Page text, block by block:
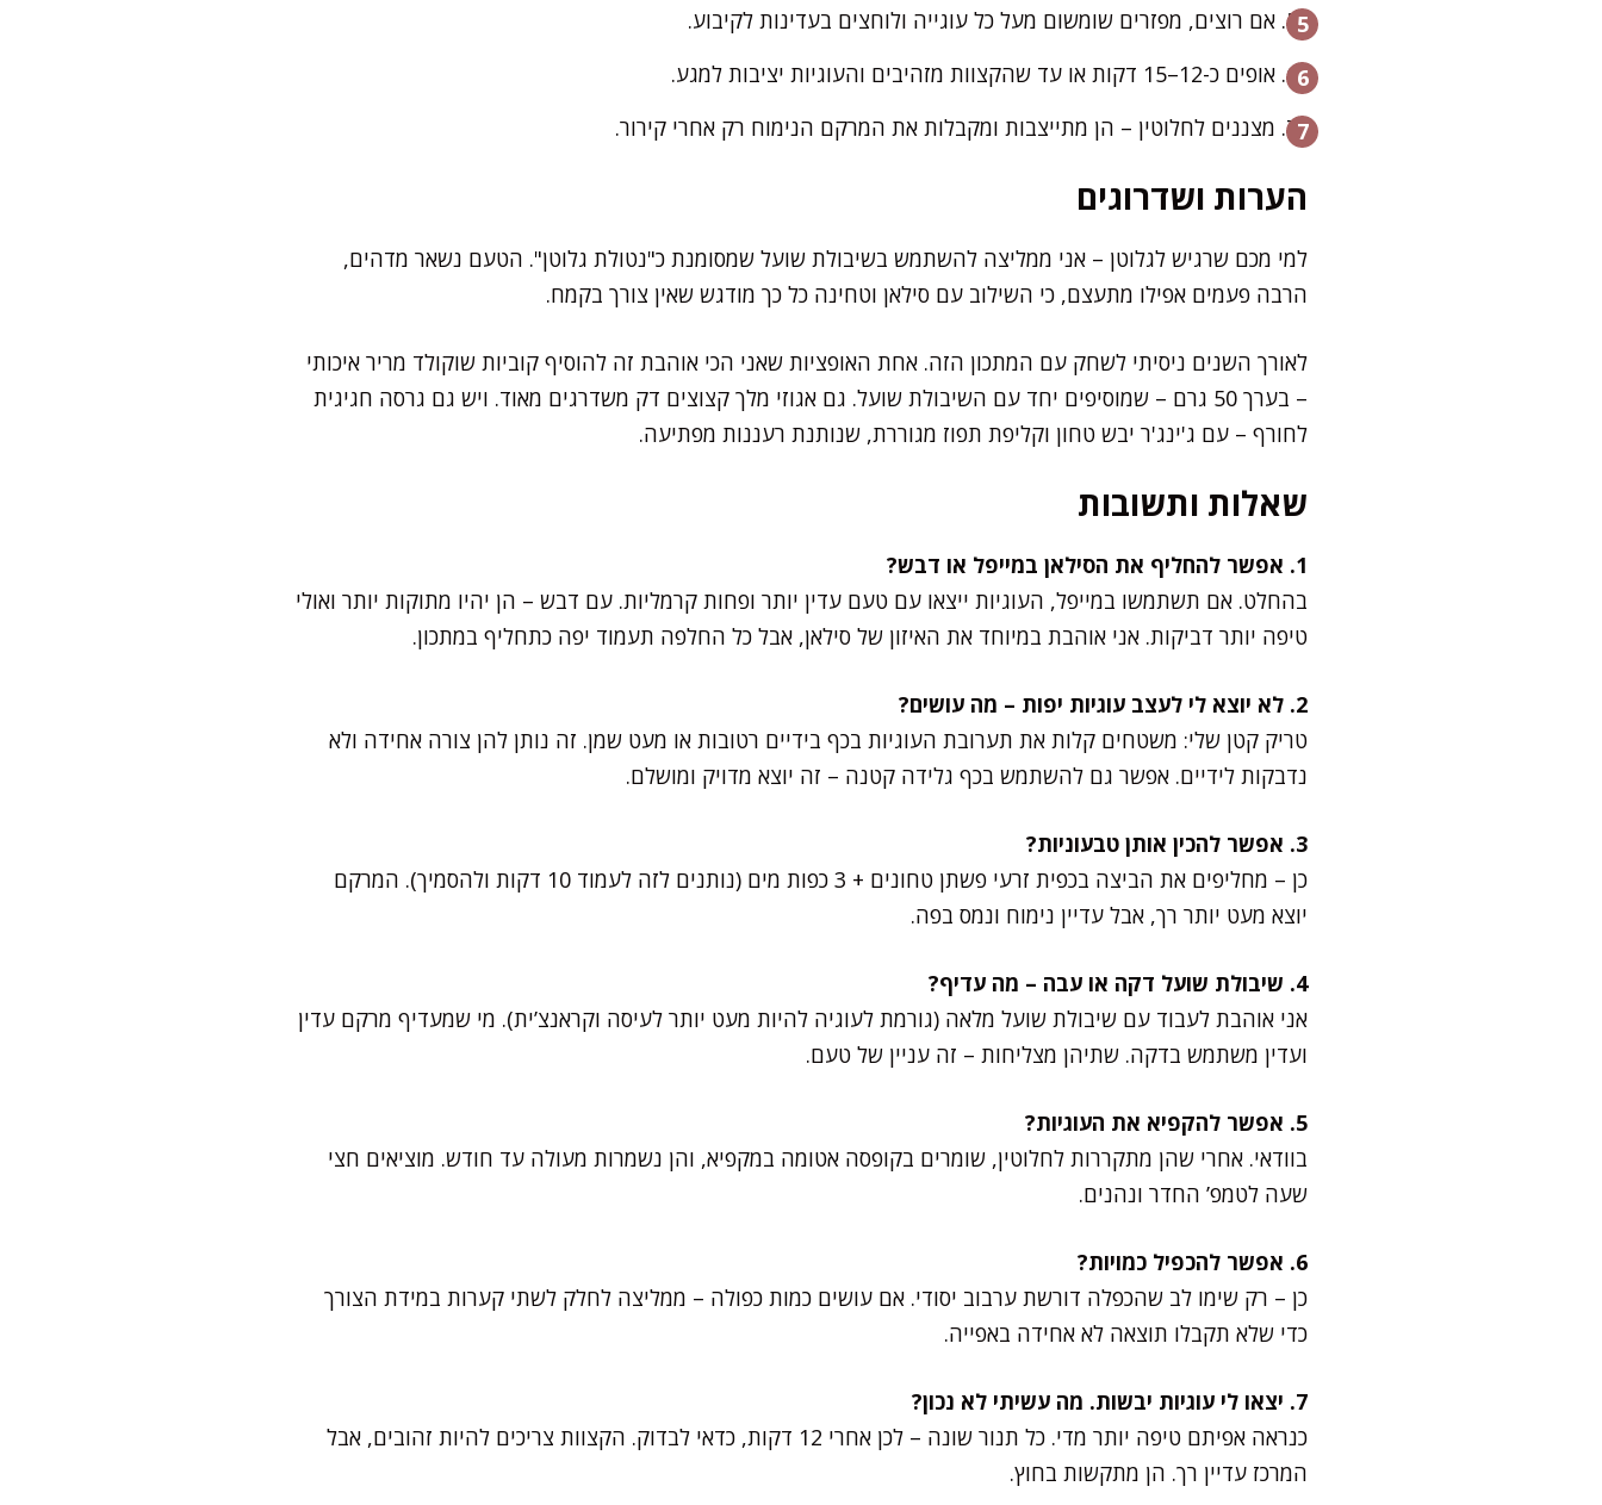
אם רוצים, מפזרים שומשום מעל כל עוגייה ולוחצים בעדינות לקיבוע.
אופים כ-12–15 דקות או עד שהקצוות מזהיבים והעוגיות יציבות למגע.
מצננים לחלוטין – הן מתייצבות ומקבלות את המרקם הנימוח רק אחרי קירור.
הערות ושדרוגים
למי מכם שרגיש לגלוטן – אני ממליצה להשתמש בשיבולת שועל שמסומנת כ"נטולת גלוטן". הטעם נשאר מדהים,
הרבה פעמים אפילו מתעצם, כי השילוב עם סילאן וטחינה כל כך מודגש שאין צורך בקמח.
לאורך השנים ניסיתי לשחק עם המתכון הזה. אחת האופציות שאני הכי אוהבת זה להוסיף קוביות שוקולד מריר איכותי
– בערך 50 גרם – שמוסיפים יחד עם השיבולת שועל. גם אגוזי מלך קצוצים דק משדרגים מאוד. ויש גם גרסה חגיגית
לחורף – עם ג'ינג'ר יבש טחון וקליפת תפוז מגוררת, שנותנת רעננות מפתיעה.
שאלות ותשובות
1. אפשר להחליף את הסילאן במייפל או דבש?
בהחלט. אם תשתמשו במייפל, העוגיות ייצאו עם טעם עדין יותר ופחות קרמליות. עם דבש – הן יהיו מתוקות יותר ואולי
טיפה יותר דביקות. אני אוהבת במיוחד את האיזון של סילאן, אבל כל החלפה תעמוד יפה כתחליף במתכון.
2. לא יוצא לי לעצב עוגיות יפות – מה עושים?
טריק קטן שלי: משטחים קלות את תערובת העוגיות בכף בידיים רטובות או מעט שמן. זה נותן להן צורה אחידה ולא
נדבקות לידיים. אפשר גם להשתמש בכף גלידה קטנה – זה יוצא מדויק ומושלם.
3. אפשר להכין אותן טבעוניות?
כן – מחליפים את הביצה בכפית זרעי פשתן טחונים + 3 כפות מים (נותנים לזה לעמוד 10 דקות ולהסמיך). המרקם
יוצא מעט יותר רך, אבל עדיין נימוח ונמס בפה.
4. שיבולת שועל דקה או עבה – מה עדיף?
אני אוהבת לעבוד עם שיבולת שועל מלאה (גורמת לעוגיה להיות מעט יותר לעיסה וקראנצ’ית). מי שמעדיף מרקם עדין
ועדין משתמש בדקה. שתיהן מצליחות – זה עניין של טעם.
5. אפשר להקפיא את העוגיות?
בוודאי. אחרי שהן מתקררות לחלוטין, שומרים בקופסה אטומה במקפיא, והן נשמרות מעולה עד חודש. מוציאים חצי
שעה לטמפ’ החדר ונהנים.
6. אפשר להכפיל כמויות?
כן – רק שימו לב שהכפלה דורשת ערבוב יסודי. אם עושים כמות כפולה – ממליצה לחלק לשתי קערות במידת הצורך
כדי שלא תקבלו תוצאה לא אחידה באפייה.
7. יצאו לי עוגיות יבשות. מה עשיתי לא נכון?
כנראה אפיתם טיפה יותר מדי. כל תנור שונה – לכן אחרי 12 דקות, כדאי לבדוק. הקצוות צריכים להיות זהובים, אבל
המרכז עדיין רך. הן מתקשות בחוץ.